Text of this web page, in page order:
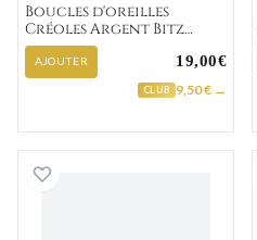
Boucles d'oreilles
Créoles Argent Bitz
Minimaliste
AJOUTER 19,00€
CLUB 9,50 € →
Boucles